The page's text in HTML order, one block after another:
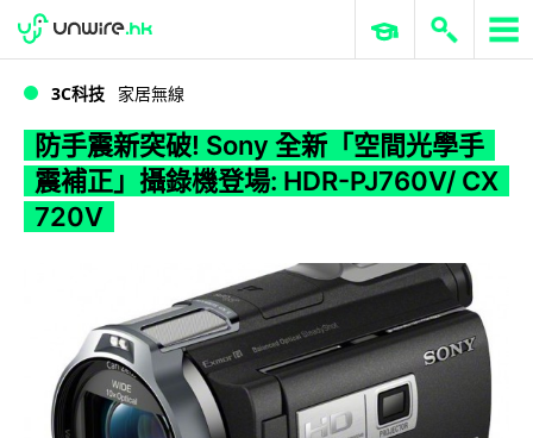
WWDC 2026 ERP 與商業 AI
3C科技 家居無線
防手震新突破! Sony 全新「空間光學手
震補正」攝錄機登場: HDR-PJ760V/ CX
720V